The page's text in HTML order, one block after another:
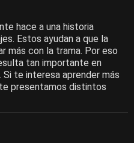
hace a una historia
Estos ayudan a que la
más con la trama. Por eso
tan importante en
te interesa aprender más
presentamos distintos